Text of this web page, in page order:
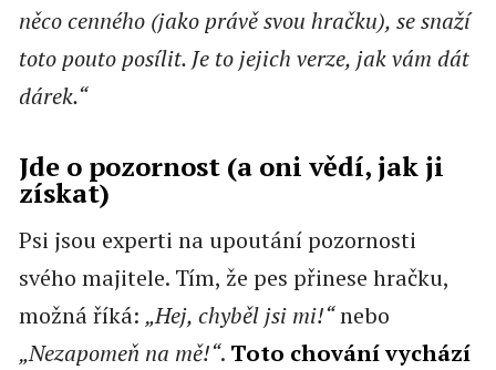
něco cenného (jako právě svou hračku), se snaží
toto pouto posílit. Je to jejich verze, jak vám dát
dárek.“
Jde o pozornost (a oni vědí, jak ji
získat)
Psi jsou experti na upoutání pozornosti
svého majitele. Tím, že pes přinese hračku,
možná říká: „Hej, chyběl jsi mi!“nebo
„Nezapomeň na mě!“. Toto chování vychází